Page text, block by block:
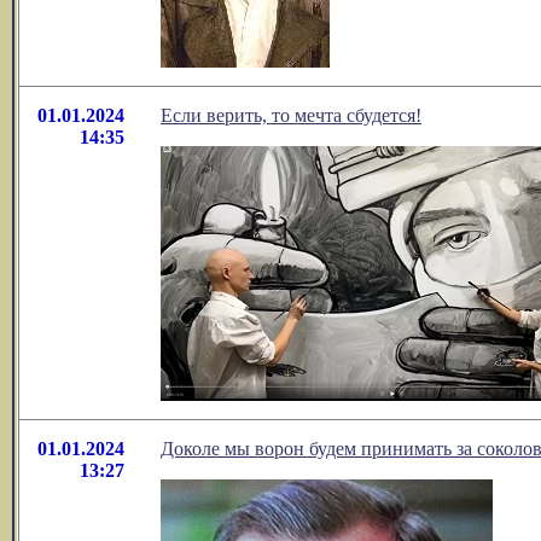
01.01.2024
14:35
Если верить, то мечта сбудется!
01.01.2024
13:27
Доколе мы ворон будем принимать за